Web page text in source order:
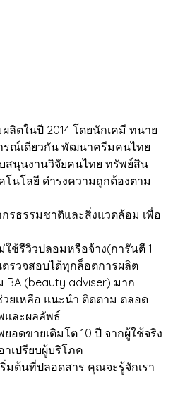
มผลิตในปี 2014 โดยนักเคมี ทนาย
ณ์เดียวกัน พัฒนาครีมคนไทย
นุนงานวิจัยคนไทย ทรัพย์สิน
นโลยี ดำรงความถูกต้องตาม
ธรรมชาติและสิ่งแวดล้อม เพื่อ
ช้รีวิวปลอมหรือจ้าง(การันตี 1
รวจสอบได้ทุกล็อตการผลิต
BA (beauty adviser) มาก
ยเหลือ แนะนำ ติดตาม ตลอด
และผลลัพธ์
ดขายเติมโต 10 ปี จากผู้ใช้จริง
าเปรียบผู้บริโภค
มต้นที่ปลอดสาร คุณจะรู้จักเรา